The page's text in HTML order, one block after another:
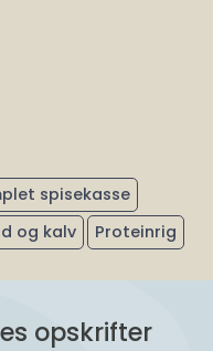
spisekasse
og kalv Proteinrig
opskrifter